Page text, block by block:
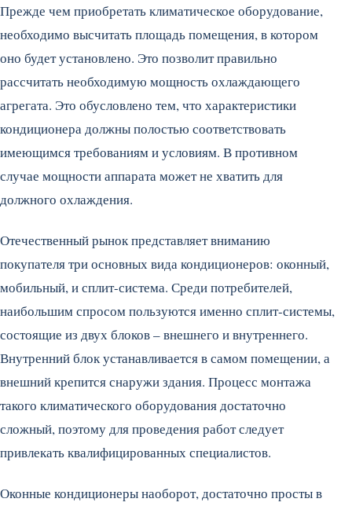
Прежде чем приобретать климатическое оборудование,
необходимо высчитать площадь помещения, в котором
оно будет установлено. Это позволит правильно
рассчитать необходимую мощность охлаждающего
агрегата. Это обусловлено тем, что характеристики
кондиционера должны полостью соответствовать
имеющимся требованиям и условиям. В противном
случае мощности аппарата может не хватить для
должного охлаждения.
Отечественный рынок представляет вниманию
покупателя три основных вида кондиционеров: оконный,
мобильный, и сплит-система. Среди потребителей,
наибольшим спросом пользуются именно сплит-системы,
состоящие из двух блоков – внешнего и внутреннего.
Внутренний блок устанавливается в самом помещении, а
внешний крепится снаружи здания. Процесс монтажа
такого климатического оборудования достаточно
сложный, поэтому для проведения работ следует
привлекать квалифицированных специалистов.
Оконные кондиционеры наоборот, достаточно просты в